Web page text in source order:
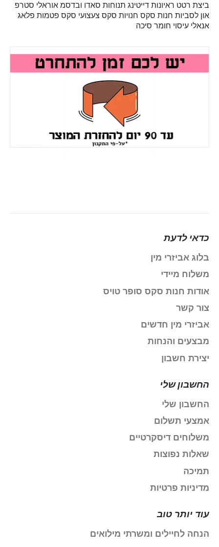
ביצת רטט ראיונות דייטינג תנוחות סאדו ובדסמ אוראלי סטרפ
און לסביות חנות סקס חנויות סקס צעצועי סקס פטמות פלאג
אנאלי עיסוי חומר סיכה
כדאי לדעת
בלוג אביזרי מין
משלוח מיידי
אודות חנות סקס סופר טויס
צור קשר
אביזרי מין חדשים
מבצעים והנחות
יצירת חשבון
החשבון שלי
החשבון שלי
אמצעי תשלום
משלוחים דיסקרטיים
שאלות נפוצות
תמיכה
מדיניות פרטיות
עוד יותר טוב
הנחה לחיילים ומשרתי מילואים